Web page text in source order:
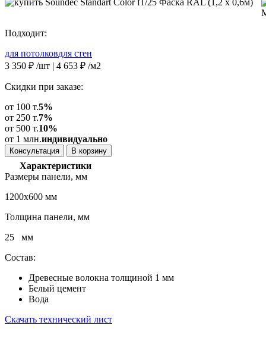
Подходит:
для потолковдля стен
3 350 ₽ /шт | 4 653 ₽ /м2
Скидки при заказе:
от 100 т.5%
от 250 т.7%
от 500 т.10%
от 1 млн.индивидуально
Консультация В корзину
Характеристики
Размеры панели, мм
1200х600 мм
Толщина панели, мм
25 мм
Состав:
Древесные волокна толщиной 1 мм
Белый цемент
Вода
Скачать технический лист